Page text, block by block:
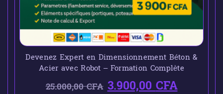
Devenez Expert en Dimensionnement Béton &
Acier avec Robot – Formation Complète
25.000,00CFA 3.900,00CFA